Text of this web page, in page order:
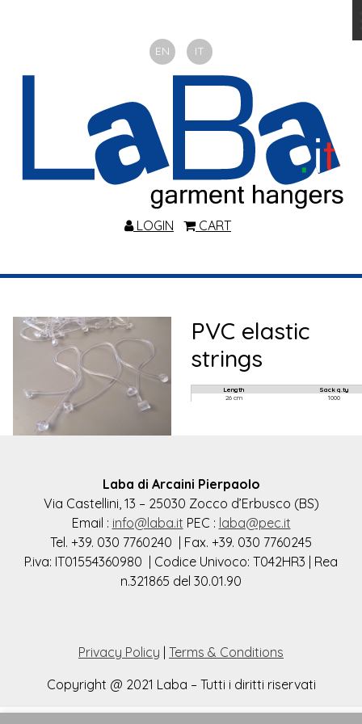
EN IT
LOGIN CART
PVC elastic
strings
Laba di Arcaini Pierpaolo
Via Castellini, 13 – 25030 Zocco d’Erbusco (BS)
Email : info@laba.it PEC : laba@pec.it
Tel. +39. 030 7760240 | Fax. +39. 030 7760245
P.iva: IT01554360980 | Codice Univoco: T042HR3 | Rea
n.321865 del 30.01.90
Privacy Policy Terms & Conditions
Copyright @ 2021 Laba – Tutti i diritti riservati